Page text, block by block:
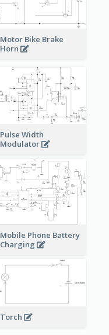
Motor Bike Brake
Horn
Pulse Width
Modulator
Mobile Phone Battery
Charging
Torch